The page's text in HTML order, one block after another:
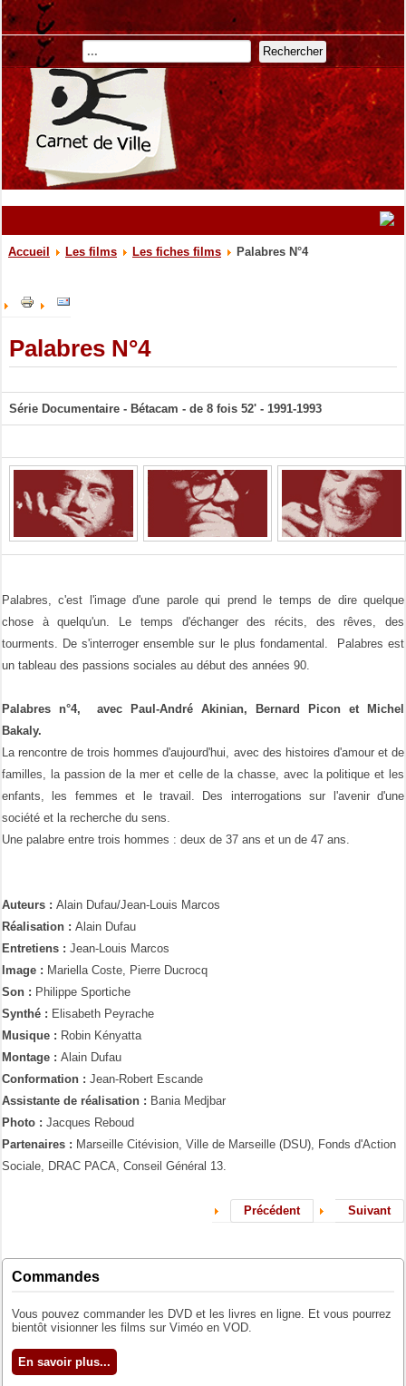
Rechercher
Accueil Les films Les fiches films Palabres N°4
Palabres N°4
Série Documentaire - Bétacam - de 8 fois 52' - 1991-1993
Palabres, c'est l'image d'une parole qui prend le temps de dire quelque
chose à quelqu'un. Le temps d'échanger des récits, des rêves, des
tourments. De s'interroger ensemble sur le plus fondamental. Palabres est
un tableau des passions sociales au début des années 90.
Palabres n°4, avec Paul-André Akinian, Bernard Picon et Michel
Bakaly.
La rencontre de trois hommes d'aujourd'hui, avec des histoires d'amour et de
familles, la passion de la mer et celle de la chasse, avec la politique et les
enfants, les femmes et le travail. Des interrogations sur l'avenir d'une
société et la recherche du sens.
Une palabre entre trois hommes : deux de 37 ans et un de 47 ans.
Auteurs : Alain Dufau/Jean-Louis Marcos
Réalisation : Alain Dufau
Entretiens : Jean-Louis Marcos
Image : Mariella Coste, Pierre Ducrocq
Son : Philippe Sportiche
Synthé : Elisabeth Peyrache
Musique : Robin Kényatta
Montage : Alain Dufau
Conformation : Jean-Robert Escande
Assistante de réalisation : Bania Medjbar
Photo : Jacques Reboud
Partenaires : Marseille Citévision, Ville de Marseille (DSU), Fonds d'Action
Sociale, DRAC PACA, Conseil Général 13.
Précédent Suivant
Commandes
Vous pouvez commander les DVD et les livres en ligne. Et vous pourrez
bientôt visionner les films sur Viméo en VOD.
En savoir plus...